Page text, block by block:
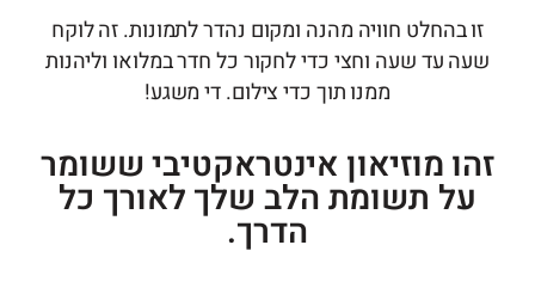
זו בהחלט חוויה מהנה ומקום נהדר לתמונות. זה לוקח
שעה עד שעה וחצי כדי לחקור כל חדר במלואו וליהנות
ממנו תוך כדי צילום. די משגע!
זהו מוזיאון אינטראקטיבי ששומר
על תשומת הלב שלך לאורך כל
הדרך.